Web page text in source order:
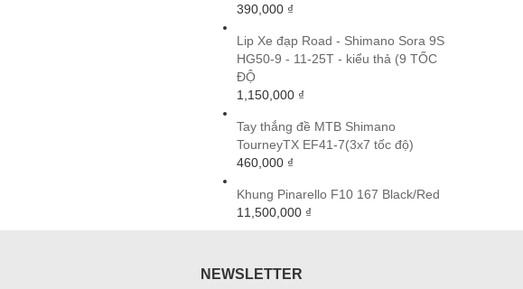
390,000 ₫
Lip Xe đạp Road - Shimano Sora 9S
HG50-9 - 11-25T - kiểu thả (9 TỐC
ĐỘ
1,150,000 ₫
Tay thắng đề MTB Shimano
TourneyTX EF41-7(3x7 tốc độ)
460,000 ₫
Khung Pinarello F10 167 Black/Red
11,500,000 ₫
NEWSLETTER